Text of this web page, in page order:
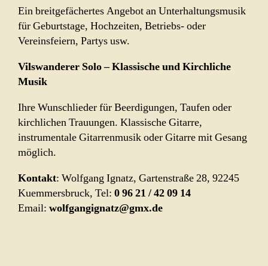
Ein breitgefächertes Angebot an Unterhaltungsmusik
für Geburtstage, Hochzeiten, Betriebs- oder
Vereinsfeiern, Partys usw.
Vilswanderer Solo – Klassische und Kirchliche
Musik
Ihre Wunschlieder für Beerdigungen, Taufen oder
kirchlichen Trauungen. Klassische Gitarre,
instrumentale Gitarrenmusik oder Gitarre mit Gesang
möglich.
Kontakt: Wolfgang Ignatz, Gartenstraße 28, 92245
Kuemmersbruck, Tel: 0 96 21 / 42 09 14
Email: wolfgangignatz@gmx.de